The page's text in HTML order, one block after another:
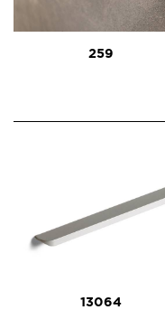
259
13064